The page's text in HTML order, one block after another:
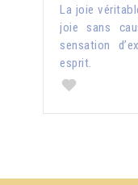
La joie
joie sans
sensation
esprit.